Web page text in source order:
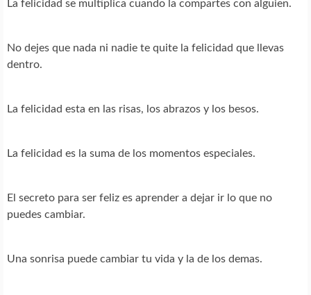
La felicidad se multiplica cuando la compartes con alguien.
No dejes que nada ni nadie te quite la felicidad que llevas
dentro.
La felicidad esta en las risas, los abrazos y los besos.
La felicidad es la suma de los momentos especiales.
El secreto para ser feliz es aprender a dejar ir lo que no
puedes cambiar.
Una sonrisa puede cambiar tu vida y la de los demas.